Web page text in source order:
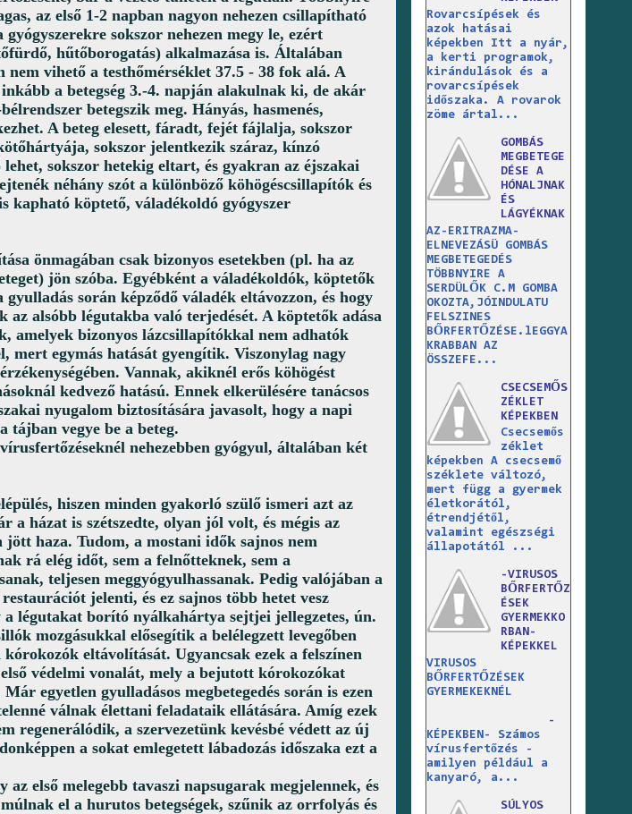
az első 1-2 napban nagyon nehezen csillapítható
sokszor nehezen megy le, ezért
hűtőborogatás) alkalmazása is. Általában
nem vihető a testhőmérséklet 37.5 - 38 fok alá. A
a betegség 3.-4. napján alakulnak ki, de akár
betegszik meg. Hányás, hasmenés,
A beteg elesett, fáradt, fejét fájlalja, sokszor
sokszor jelentkezik száraz, kínzó
lehet, sokszor hetekig eltart, és gyakran az éjszakai
néhány szót a különböző köhögéscsillapítók és
kapható köptető, váladékoldó gyógyszer
önmagában csak bizonyos esetekben (pl. ha az
jön szóba. Egyébként a váladékoldók, köptetők
során képződő váladék eltávozzon, és hogy
az alsóbb légutakba való terjedését. A köptetők adása
amelyek bizonyos lázcsillapítókkal nem adhatók
mert egymás hatását gyengítik. Viszonylag nagy
Vannak, akiknél erős köhögést
kedvező hatású. Ennek elkerülésére tanácsos
nyugalom biztosítására javasolt, hogy a napi
tájban vegye be a beteg.
nehezebben gyógyul, általában két
hiszen minden gyakorló szülő ismeri azt az
házat is szétszedte, olyan jól volt, és mégis az
haza. Tudom, a mostani idők sajnos nem
rá elég időt, sem a felnőtteknek, sem a
teljesen meggyógyulhassanak. Pedig valójában a
jelenti, és ez sajnos több hetet vesz
légutakat borító nyálkahártya sejtjei jellegzetes, ún.
mozgásukkal elősegítik a belélegzett levegőben
eltávolítását. Ugyancsak ezek a felszínen
védelmi vonalát, mely a bejutott kórokozókat
egyetlen gyulladásos megbetegedés során is ezen
válnak élettani feladataik ellátására. Amíg ezek
regenerálódik, a szervezetünk kevésbé védett az új
a sokat emlegetett lábadozás időszaka ezt a
az első melegebb tavaszi napsugarak megjelennek, és
el a hurutos betegségek, szűnik az orrfolyás és
Rovarcsípések és
azok hatásai
képekben Itt a nyár,
a kerti programok,
kirándulások és a
rovarcsípések
időszaka. A rovarok
zöme ártal...
GOMBÁS
MEGBETEGE
DÉSE A
HÓNALJNAK
ÉS
LÁGYÉKNAK
AZ-ERITRAZMA-
ELNEVEZÁSÜ GOMBÁS
MEGBETEGEDÉS
TÖBBNYIRE A
SERDÜLŐK C.M GOMBA
OKOZTA,JÓINDULATU
FELSZINES
BŐRFERTŐZÉSE.lEGGYA
KRABBAN AZ
ÖSSZEFE...
CSECSEMŐS
ZÉKLET
KÉPEKBEN
Csecsemős
zéklet
képekben A csecsemő
széklete változó,
mert függ a gyermek
életkorától,
étrendjétől,
valamint egészségi
állapotától ...
-VIRUSOS
BŐRFERTŐZ
ÉSEK
GYERMEKKO
RBAN-
KÉPEKKEL
VIRUSOS
BŐRFERTŐZÉSEK
GYERMEKEKNÉL
-
KÉPEKBEN- Számos
vírusfertőzés -
amilyen például a
kanyaró, a...
SÚLYOS